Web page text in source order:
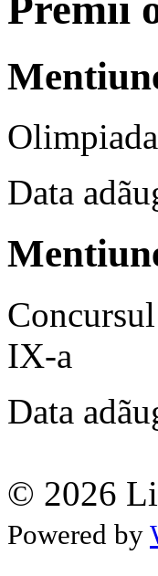
Data
IX-a
Data
© 2026
Powered by